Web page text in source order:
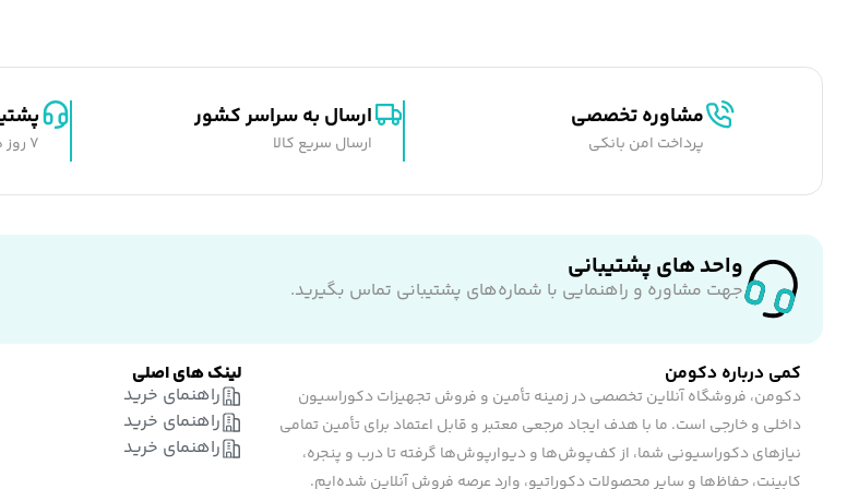
مشاوره تخصصی
پرداخت امن بانکی
ارسال به سراسر کشور
ارسال سریع کالا 7 روز هفته 24 ساعت شبانه روز
واحد های پشتیبانی
جهت مشاوره و راهنمایی با شماره‌های پشتیبانی تماس بگیرید.
کمی درباره دکومن
دکومن، فروشگاه آنلاین تخصصی در زمینه تأمین و فروش تجهیزات دکوراسیون
داخلی و خارجی است. ما با هدف ایجاد مرجعی معتبر و قابل اعتماد برای تأمین تمامی
نیازهای دکوراسیونی شما، از کف‌پوش‌ها و دیوارپوش‌ها گرفته تا درب و پنجره،
کابینت، حفاظ‌ها و سایر محصولات دکوراتیو، وارد عرصه فروش آنلاین شده‌ایم.
لینک های اصلی
راهنمای خرید
راهنمای خرید
راهنمای خرید